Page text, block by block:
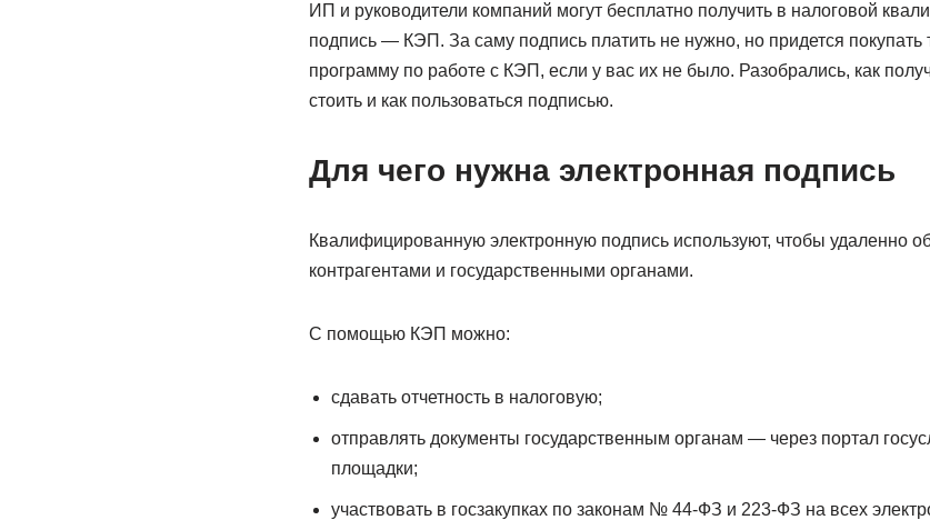
ИП и руководители компаний могут бесплатно получить в налоговой
подпись — КЭП. За саму подпись платить не нужно, но придется покупать
программу по работе с КЭП, если у вас их не было. Разобрались, как
стоить и как пользоваться подписью.
Для чего нужна электронная подпись
Квалифицированную электронную подпись используют, чтобы удаленно
контрагентами и государственными органами.
С помощью КЭП можно:
сдавать отчетность в налоговую;
отправлять документы государственным органам — через портал
площадки;
участвовать в госзакупках по законам № 44-ФЗ и 223-ФЗ на всех